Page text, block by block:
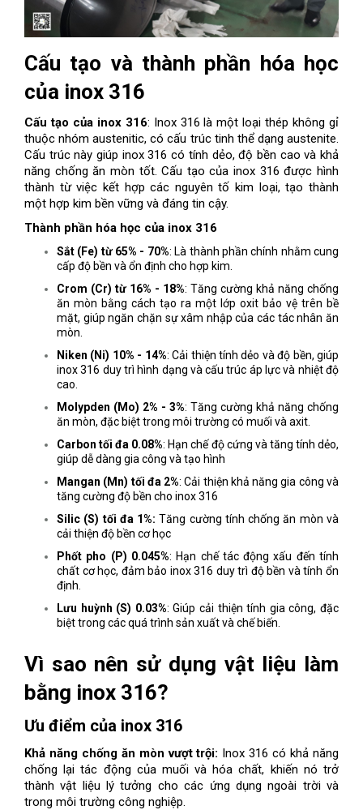
Cấu tạo và thành phần hóa học
của inox 316
Cấu tạo của inox 316: Inox 316 là một loại thép không gỉ
thuộc nhóm austenitic, có cấu trúc tinh thể dạng austenite.
Cấu trúc này giúp inox 316 có tính dẻo, độ bền cao và khả
năng chống ăn mòn tốt. Cấu tạo của inox 316 được hình
thành từ việc kết hợp các nguyên tố kim loại, tạo thành
một hợp kim bền vững và đáng tin cậy.
Thành phần hóa học của inox 316
Sắt (Fe) từ 65% - 70%: Là thành phần chính nhằm cung
cấp độ bền và ổn định cho hợp kim.
Crom (Cr) từ 16% - 18%: Tăng cường khả năng chống
ăn mòn bằng cách tạo ra một lớp oxit bảo vệ trên bề
mặt, giúp ngăn chặn sự xâm nhập của các tác nhân ăn
mòn.
Niken (Ni) 10% - 14%: Cải thiện tính dẻo và độ bền, giúp
inox 316 duy trì hình dạng và cấu trúc áp lực và nhiệt độ
cao.
Molypden (Mo) 2% - 3%: Tăng cường khả năng chống
ăn mòn, đặc biệt trong môi trường có muối và axit.
Carbon tối đa 0.08%: Hạn chế độ cứng và tăng tính dẻo,
giúp dễ dàng gia công và tạo hình
Mangan (Mn) tối đa 2%: Cải thiện khả năng gia công và
tăng cường độ bền cho inox 316
Silic (S) tối đa 1%: Tăng cường tính chống ăn mòn và
cải thiện độ bền cơ học
Phốt pho (P) 0.045%: Hạn chế tác động xấu đến tính
chất cơ học, đảm bảo inox 316 duy trì độ bền và tính ổn
định.
Lưu huỳnh (S) 0.03%: Giúp cải thiện tính gia công, đặc
biệt trong các quá trình sản xuất và chế biến.
Vì sao nên sử dụng vật liệu làm
bằng inox 316?
Ưu điểm của inox 316
Khả năng chống ăn mòn vượt trội: Inox 316 có khả năng
chống lại tác động của muối và hóa chất, khiến nó trở
thành vật liệu lý tưởng cho các ứng dụng ngoài trời và
trong môi trường công nghiệp.